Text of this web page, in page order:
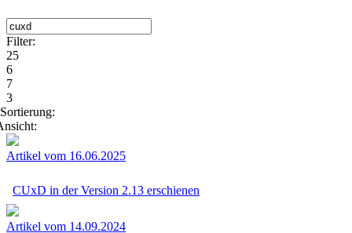
Filter:
25
6
7
3
Sortierung:
Artikel vom 16.06.2025
CUxD in der Version 2.13 erschienen
Artikel vom 14.09.2024